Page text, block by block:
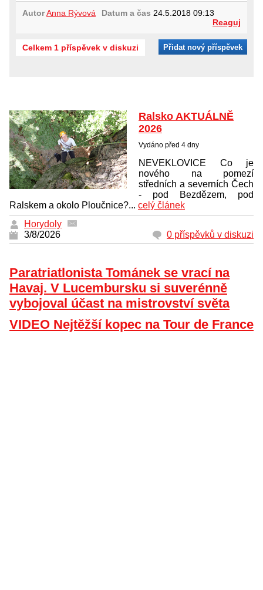
AutorAnna Rývová Datum a čas 24.5.2018 09:13
Reaguj
Celkem 1 příspěvek v diskuzi Přidat nový příspěvek
Ralsko AKTUÁLNĚ
2026
Vydáno před 4 dny
NEVEKLOVICE Co je
nového na pomezí
středních a severních Čech
- pod Bezdězem, pod
Ralskem a okolo Ploučnice?... celý článek
Horydoly
3/8/2026
0 příspěvků v diskuzi
Paratriatlonista Tománek se vrací na
Havaj. V Lucembursku si suverénně
vybojoval účast na mistrovství světa
VIDEO Nejtěžší kopec na Tour de France